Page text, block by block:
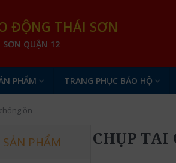
ĐỘNG THÁI SƠN
QUẬN 12
PHẨM TRANG PHỤC BẢO HỘ
ồn
CHỤP TAI
PHẨM